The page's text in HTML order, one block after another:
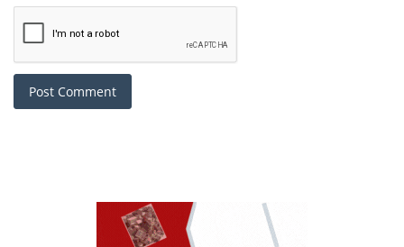
Post Comment